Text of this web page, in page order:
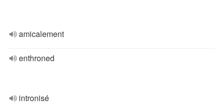
amicalement
enthroned
intronisé